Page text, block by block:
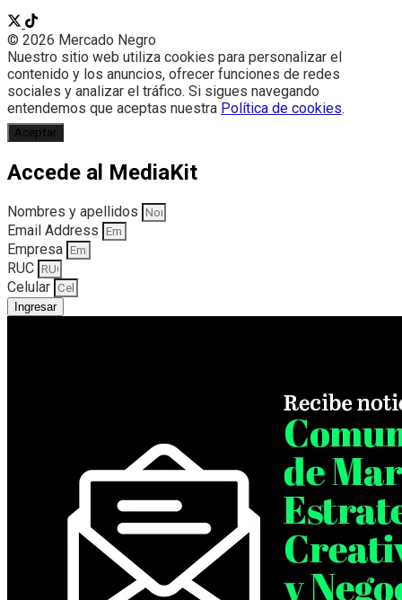
© 2026 Mercado Negro
Nuestro sitio web utiliza cookies para personalizar el
contenido y los anuncios, ofrecer funciones de redes
sociales y analizar el tráfico. Si sigues navegando
entendemos que aceptas nuestra Política de cookies.
Aceptar
Accede al MediaKit
Nombres y apellidos
Email Address
Empresa
RUC
Celular
Ingresar